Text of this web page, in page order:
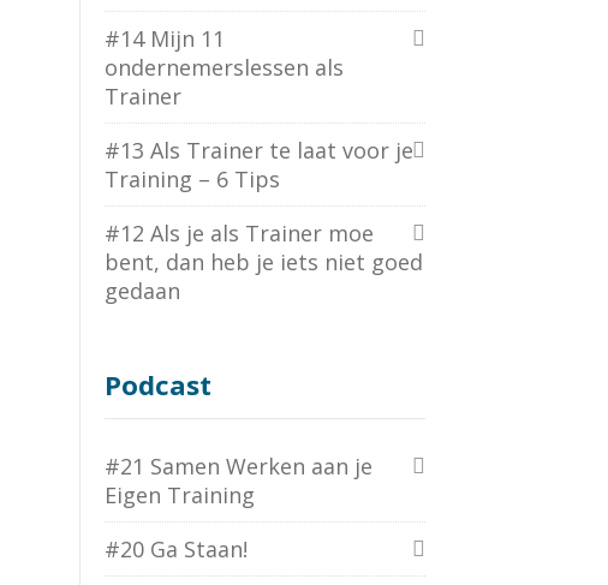
#14 Mijn 11
ondernemerslessen als
Trainer
#13 Als Trainer te laat voor je
Training – 6 Tips
#12 Als je als Trainer moe
bent, dan heb je iets niet goed
gedaan
Podcast
#21 Samen Werken aan je
Eigen Training
#20 Ga Staan!